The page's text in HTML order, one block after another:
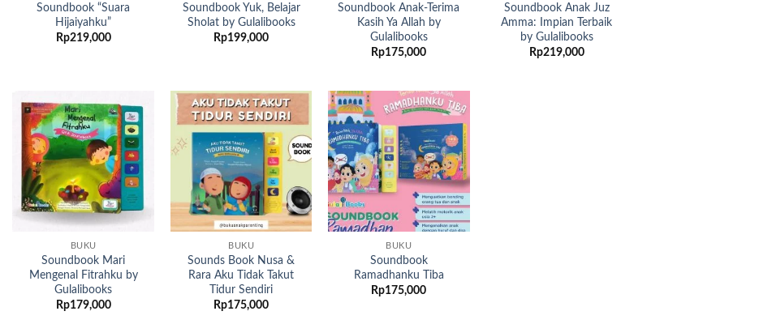
Soundbook “Suara
Hijaiyahku”
Rp219,000
Soundbook Yuk, Belajar
Sholat by Gulalibooks
Rp199,000
Soundbook Anak-Terima
Kasih Ya Allah by
Gulalibooks
Rp175,000
Soundbook Anak Juz
Amma: Impian Terbaik
by Gulalibooks
Rp219,000
Add to
wishlist
BUKU
Soundbook Mari
Mengenal Fitrahku by
Gulalibooks
Rp179,000
Add to
wishlist
BUKU
Sounds Book Nusa &
Rara Aku Tidak Takut
Tidur Sendiri
Rp175,000
Add to
wishlist
BUKU
Soundbook
Ramadhanku Tiba
Rp175,000